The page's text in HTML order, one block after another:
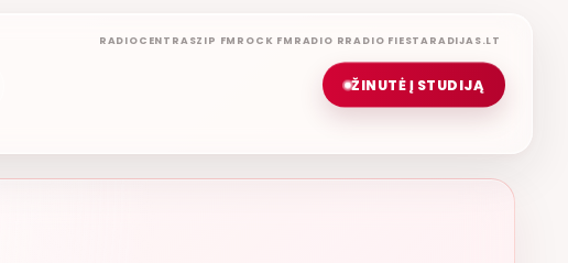
RADIOCENTRASZIP FM ROCK FM RADIO RRADIO FIESTARADIJAS.LT
ŽINUTĖ Į STUDIJĄ